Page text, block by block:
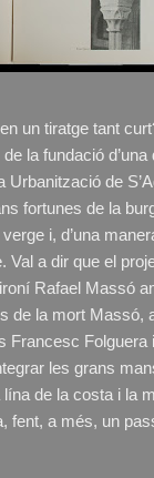
un tiratge tant
la fundació
de
fortunes de la
i, d’una
a dir que el
Rafael Massó
de la mort Massó,
Francesc Folguera
les grans
lína de la costa i la
fent, a més, un